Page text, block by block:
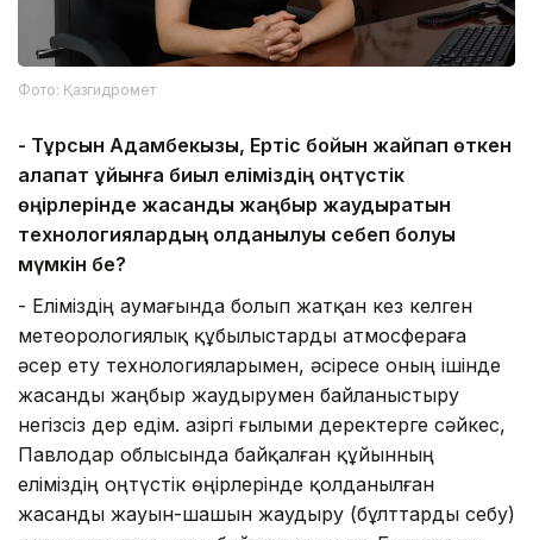
Фото: Қазгидромет
- Тұрсын Адамбекқызы, Ертіс бойын жайпап өткен
алапат құйынға биыл еліміздің оңтүстік
өңірлерінде жасанды жаңбыр жаудыратын
технологиялардың қолданылуы себеп болуы
мүмкін бе?
- Еліміздің аумағында болып жатқан кез келген
метеорологиялық құбылыстарды атмосфераға
әсер ету технологияларымен, әсіресе оның ішінде
жасанды жаңбыр жаудырумен байланыстыру
негізсіз дер едім. Қазіргі ғылыми деректерге сәйкес,
Павлодар облысында байқалған құйынның
еліміздің оңтүстік өңірлерінде қолданылған
жасанды жауын-шашын жаудыру (бұлттарды себу)